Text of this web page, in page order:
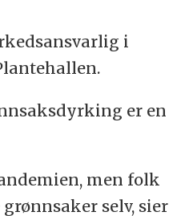
i
er en
men folk
selv, sier